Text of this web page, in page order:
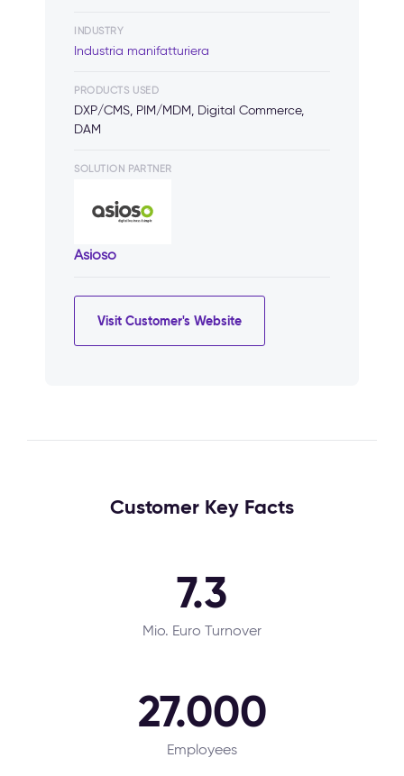
INDUSTRY
Industria manifatturiera
PRODUCTS USED
DXP/CMS, PIM/MDM, Digital Commerce,
DAM
SOLUTION PARTNER
Asioso
Visit Customer's Website
Customer Key Facts
7.3
Mio. Euro Turnover
27.000
Employees